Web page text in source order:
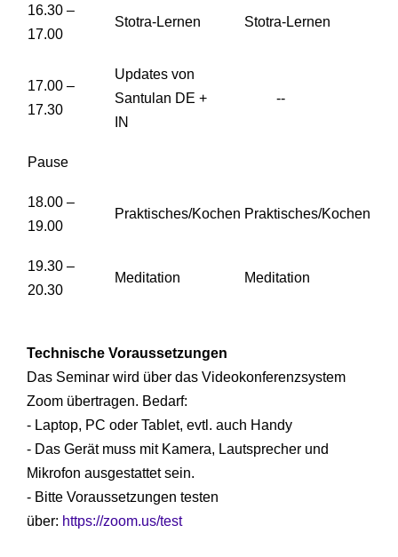
16.30 –
17.00
Stotra-Lernen Stotra-Lernen
17.00 –
17.30
Updates von
Santulan DE +
IN
--
Pause
18.00 –
19.00
Praktisches/Kochen Praktisches/Kochen
19.30 –
20.30
Meditation Meditation
Technische Voraussetzungen
Das Seminar wird über das Videokonferenzsystem
Zoom übertragen. Bedarf:
- Laptop, PC oder Tablet, evtl. auch Handy
- Das Gerät muss mit Kamera, Lautsprecher und
Mikrofon ausgestattet sein.
- Bitte Voraussetzungen testen
über: https://zoom.us/test